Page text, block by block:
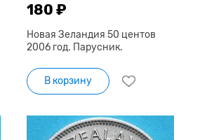
180 ₽
Новая Зеландия 50 центов
2006 год. Парусник.
В корзину